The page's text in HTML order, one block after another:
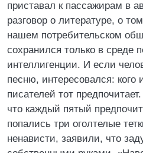
приставал к пассажирам в
разговор о литературе, о
нашем потребительском
сохранился только в среде
интеллигенции. И если
песню, интересовался: кого
писателей тот
что каждый пятый
попались три оголтелые
ненависти, заявили, что